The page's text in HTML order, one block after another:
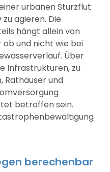
urbanen Sturzflut
agieren. Die
hängt allein von
und nicht wie bei
Über
Infrastrukturen, zu
Rathäuser und
betroffen sein.
berechenbar